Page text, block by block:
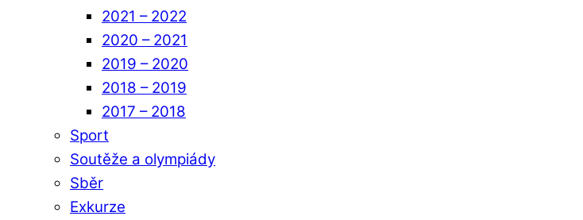
2021 – 2022
2020 – 2021
2019 – 2020
2018 – 2019
2017 – 2018
Sport
Soutěže a olympiády
Sběr
Exkurze